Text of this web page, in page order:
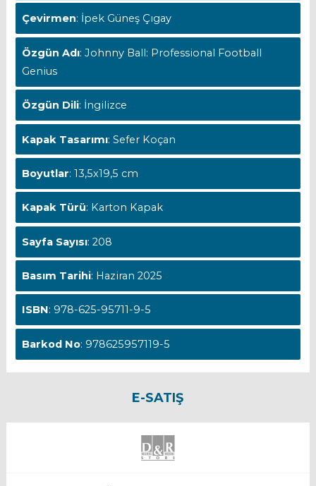
Çevirmen: İpek Güneş Çıgay
Özgün Adı: Johnny Ball: Professional Football
Genius
Özgün Dili: İngilizce
Kapak Tasarımı: Sefer Koçan
Boyutlar: 13,5x19,5 cm
Kapak Türü: Karton Kapak
Sayfa Sayısı: 208
Basım Tarihi: Haziran 2025
ISBN: 978-625-95711-9-5
Barkod No: 978625957119-5
E-SATIŞ